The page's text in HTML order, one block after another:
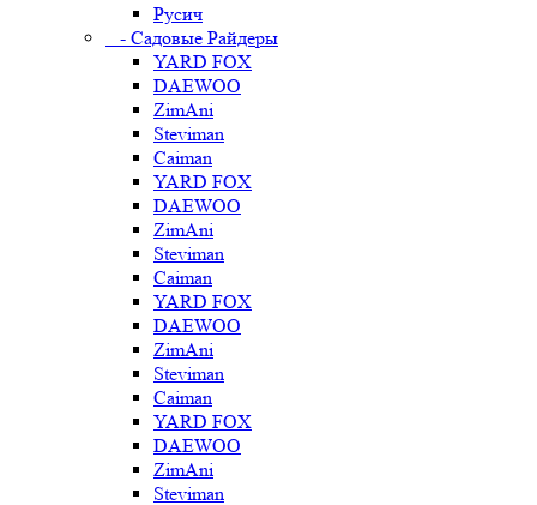
Русич
- Садовые Райдеры
YARD FOX
DAEWOO
ZimAni
Steviman
Caiman
YARD FOX
DAEWOO
ZimAni
Steviman
Caiman
YARD FOX
DAEWOO
ZimAni
Steviman
Caiman
YARD FOX
DAEWOO
ZimAni
Steviman